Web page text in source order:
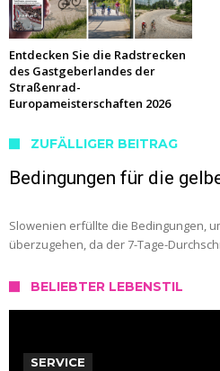
Entdecken Sie die Radstrecken
des Gastgeberlandes der
Straßenrad-
Europameisterschaften 2026
ZUFÄLLIGER BEITRAG
Bedingungen für die
Slowenien erfüllte die Bedingungen,
überzugehen, da der 7-Tage-
BELIEBTER LEBENSTIL
SERVICE